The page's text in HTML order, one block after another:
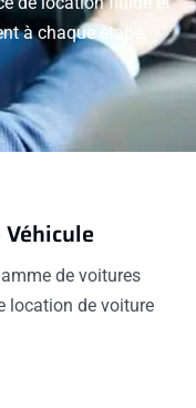
à chaque étape.
de voitures
location de voiture